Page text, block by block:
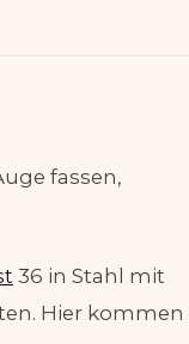
fassen,
36 in Stahl mit
Hier kommen